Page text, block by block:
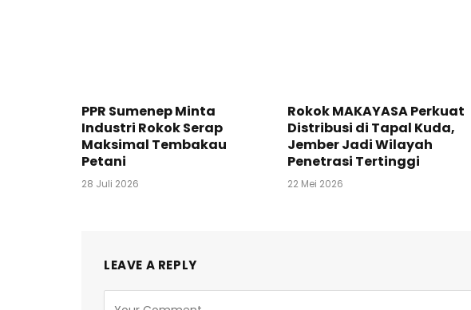
PPR Sumenep Minta
Industri Rokok Serap
Maksimal Tembakau
Petani
28 Juli 2026
Rokok MAKAYASA Perkuat
Distribusi di Tapal Kuda,
Jember Jadi Wilayah
Penetrasi Tertinggi
22 Mei 2026
LEAVE A REPLY